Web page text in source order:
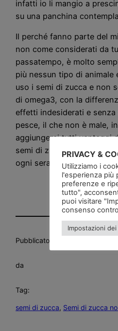
infatti io li mangio a
su una panchina
Il perché fanno parte del
non come considerati da
passatempo, è molto
più nessun tipo di animale
uso i semi di zucca e non
di omega3, con la
effetti indesiderati e senza
pesce, il che non è male,
aggiungerci tutti vantaggi
semi di zucca, quindi per
ogni sera è unaprima
Pubblicato
da
Tag:
semi di zucca, Semi di zucca
PRIVACY &
Utilizziamo i
l'esperienza più
preferenze e
tutto",
puoi visitare
consenso
Impostazioni